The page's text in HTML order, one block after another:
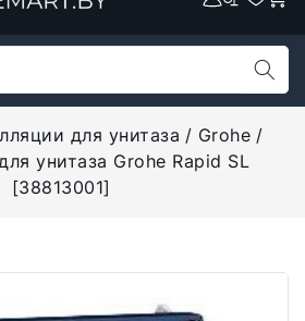
для унитаза
Grohe
унитаза Grohe Rapid SL
[38813001]